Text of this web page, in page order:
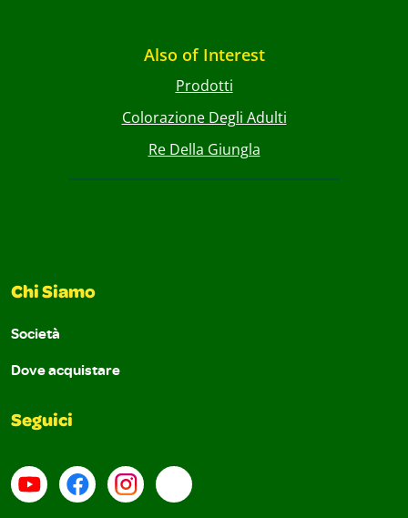
Also of Interest
Prodotti
Colorazione Degli Adulti
Re Della Giungla
Chi Siamo
Società
Dove acquistare
Seguici
Su YouTube
ContattiProfilo Instagram
Email